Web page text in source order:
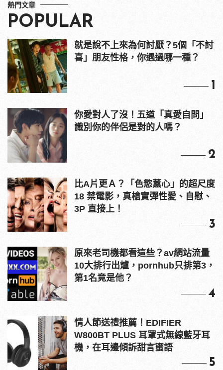
熱門文章
POPULAR
就是說不上來為何討厭？5個「不討
喜」朋友性格，你遇過哪一種？
1
你愛對人了沒！五道「真愛自問」
識別你的伴侶是對的人嗎？
2
比A片更Ａ？「色慾薰心」的超尺度
18 禁電影，真槍實彈性愛、自慰、
3P 直接上！
3
原來老司機都看這些？av網站流量
10大排行出爐，pornhub只排第3，
第1名竟是他？
4
情人節送禮推薦！EDIFIER
W800BT PLUS 耳罩式無線藍牙耳
機，在耳邊傾訴甜言蜜語
5